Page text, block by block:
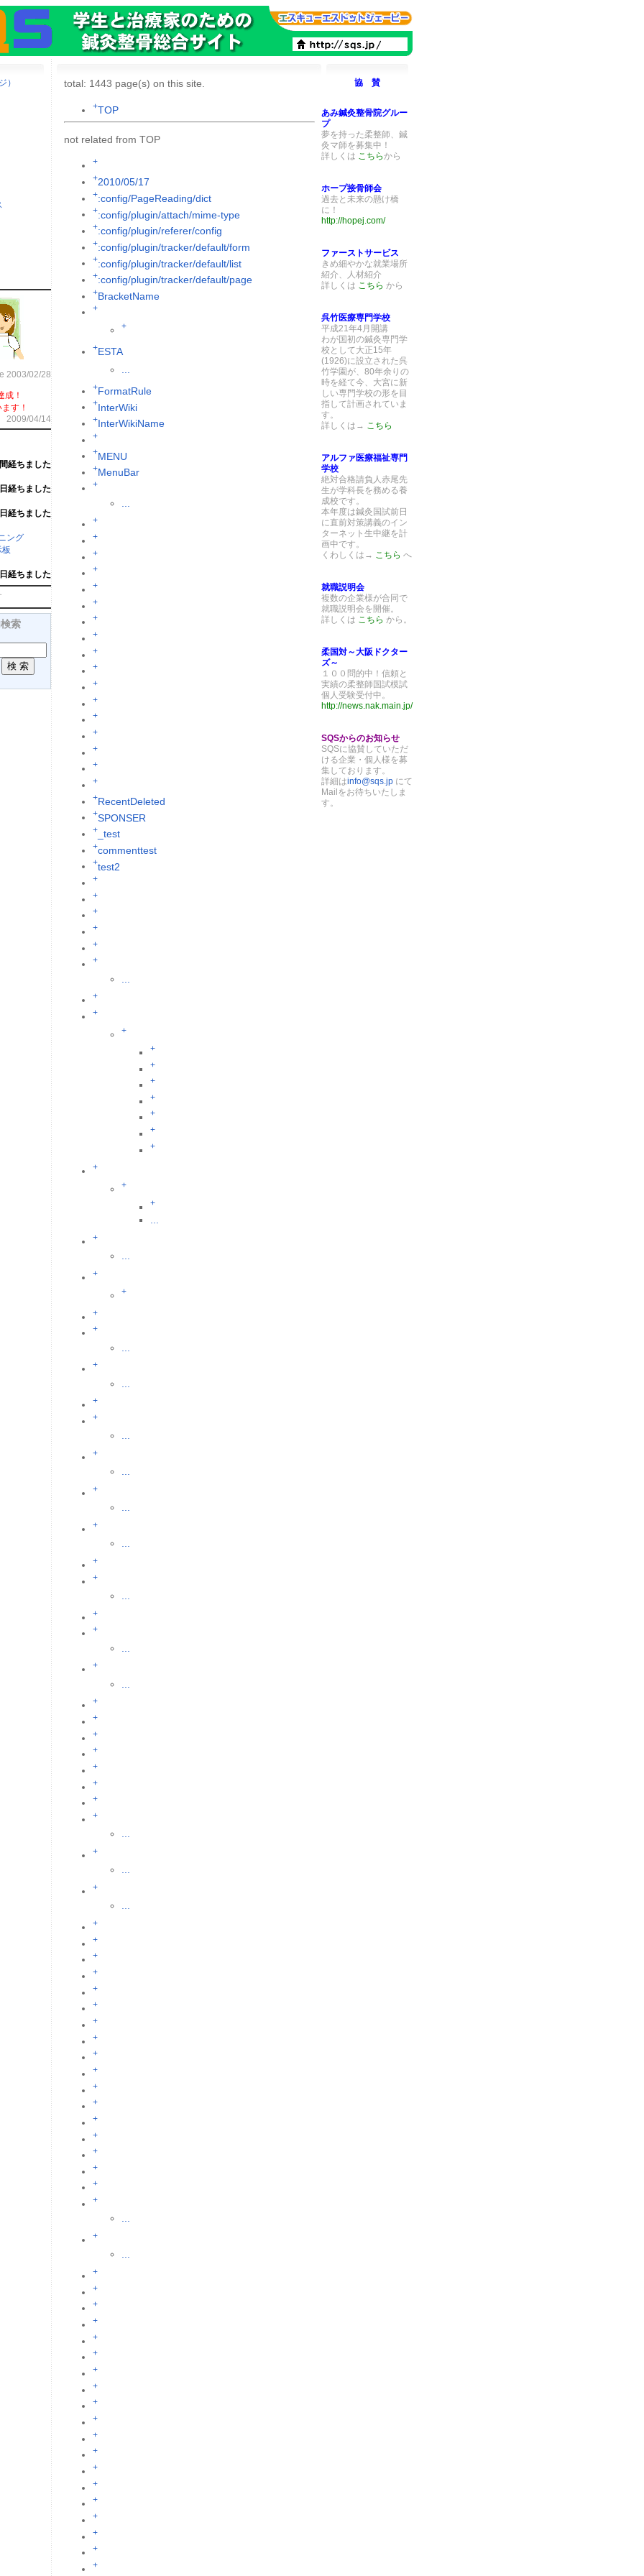
）
2003/02/28
成！
す！
2009/04/14
経ちました
経ちました
経ちました
ング
板
経ちました
索
total: 1443 page(s) on this site.
+TOP
not related from TOP
+
+2010/05/17
+:config/PageReading/dict
+:config/plugin/attach/mime-type
+:config/plugin/referer/config
+:config/plugin/tracker/default/form
+:config/plugin/tracker/default/list
+:config/plugin/tracker/default/page
+BracketName
+
+
+ESTA
+FormatRule
+InterWiki
+InterWikiName
+
+MENU
+MenuBar
+
+
+
+
+
+
+
+
+
+
+
+
+
+
+
+
+
+
+RecentDeleted
+SPONSER
+_test
+commenttest
+test2
+
+
+
+
+
+
+
+
+
+
+
+
+
+
+
+
+
+
+
...
+
...
+
+
+
+
+
+
+
...
+
...
+
...
+
...
+
+
+
+
+
+
+
+
+
+
+
+
+
...
+
...
+
...
+
+
+
+
+
+
+
+
+
+
+
+
+
+
+
+
+
+
...
+
...
+
+
+
+
+
+
+
+
+
+
+
+
+
+
+
+
+
+
+
協 賛
あみ鍼灸整骨院グルー
プ
夢を持った柔整師、鍼
灸マ師を募集中！
詳しくは こちらから
ホープ接骨師会
過去と未来の懸け橋
に！
http://hopej.com/
ファーストサービス
きめ細やかな就業場所
紹介、人材紹介
詳しくは こちら から
呉竹医療専門学校
平成21年4月開講
わが国初の鍼灸専門学
校として大正15年
(1926)に設立された呉
竹学園が、80年余りの
時を経て今、大宮に新
しい専門学校の形を目
指して計画されていま
す。
詳しくは→ こちら
アルファ医療福祉専門
学校
絶対合格請負人赤尾先
生が学科長を務める養
成校です。
本年度は鍼灸国試前日
に直前対策講義のイン
ターネット生中継を計
画中です。
くわしくは→ こちら へ
就職説明会
複数の企業様が合同で
就職説明会を開催。
詳しくは こちら から。
柔国対～大阪ドクター
ズ～
１００問的中！信頼と
実績の柔整師国試模試
個人受験受付中。
http://news.nak.main.jp/
SQSからのお知らせ
SQSに協賛していただ
ける企業・個人様を募
集しております。
詳細はinfo@sqs.jp にて
Mailをお待ちいたしま
す。